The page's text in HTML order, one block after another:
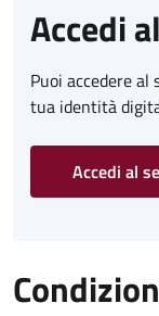
Accedi
Puoi accedere
tua identità
Accedi al